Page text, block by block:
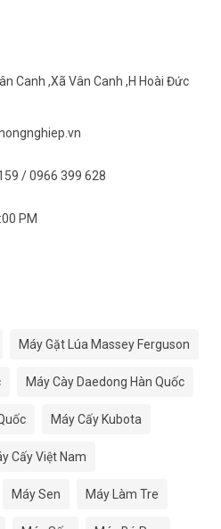
Canh ,Xã Vân Canh ,H Hoài Đức
/ 0966 399 628
PM
Máy Gặt Lúa Massey Ferguson
Máy Cày Daedong Hàn Quốc
Máy Cấy Kubota
Cấy Việt Nam
Máy Sen Máy Làm Tre